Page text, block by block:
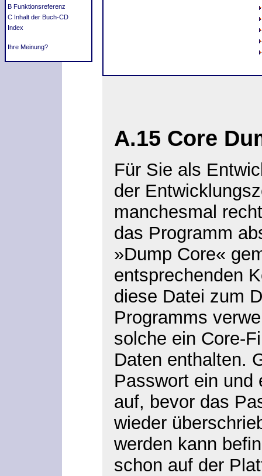
B Funktionsreferenz
C Inhalt der Buch-CD
Index
Ihre Meinung?
A.15 Core
Für Sie als
der
manchesmal
das Programm
»Dump Core«
entsprechenden
diese Datei zum
Programms
solche ein Core-
Daten enthalten.
Passwort ein und
auf, bevor das
wieder
werden kann
schon auf der